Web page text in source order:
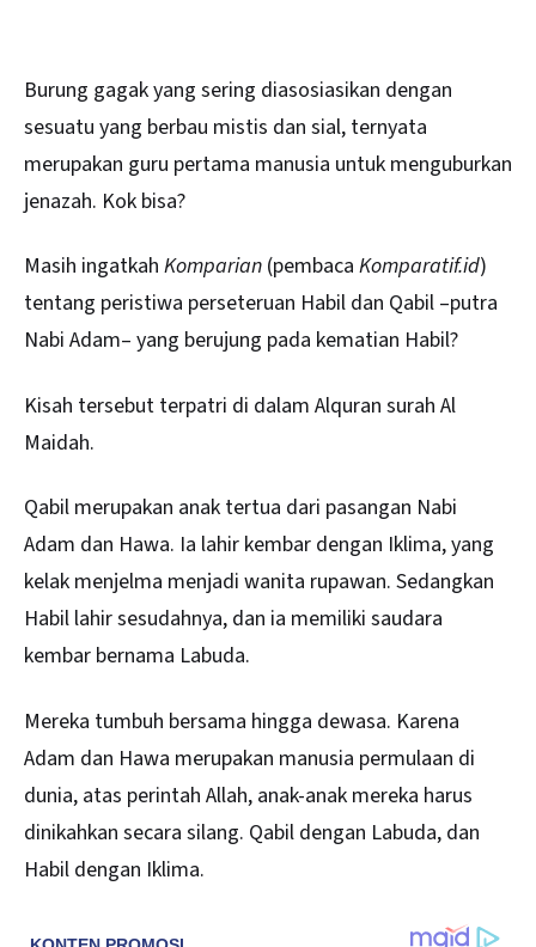
Burung gagak yang sering diasosiasikan dengan
sesuatu yang berbau mistis dan sial, ternyata
merupakan guru pertama manusia untuk menguburkan
jenazah. Kok bisa?
Masih ingatkah Komparian (pembaca Komparatif.id)
tentang peristiwa perseteruan Habil dan Qabil –putra
Nabi Adam– yang berujung pada kematian Habil?
Kisah tersebut terpatri di dalam Alquran surah Al
Maidah.
Qabil merupakan anak tertua dari pasangan Nabi
Adam dan Hawa. Ia lahir kembar dengan Iklima, yang
kelak menjelma menjadi wanita rupawan. Sedangkan
Habil lahir sesudahnya, dan ia memiliki saudara
kembar bernama Labuda.
Mereka tumbuh bersama hingga dewasa. Karena
Adam dan Hawa merupakan manusia permulaan di
dunia, atas perintah Allah, anak-anak mereka harus
dinikahkan secara silang. Qabil dengan Labuda, dan
Habil dengan Iklima.